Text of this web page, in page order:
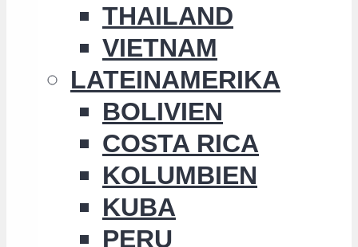
THAILAND
VIETNAM
LATEINAMERIKA
BOLIVIEN
COSTA RICA
KOLUMBIEN
KUBA
PERU